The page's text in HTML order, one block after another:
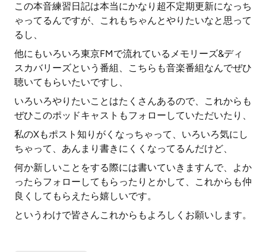
この本音練習日記は本当にかなり超不定期更新になっち
ゃってるんですが、これもちゃんとやりたいなと思って
るし、
他にもいろいろ東京FMで流れているメモリーズ&ディ
スカバリーズという番組、こちらも音楽番組なんでぜひ
聴いてもらいたいですし、
いろいろやりたいことはたくさんあるので、これからも
ぜひこのポッドキャストもフォローしていただいたり、
私のXもポスト知りがくなっちゃって、いろいろ気にし
ちゃって、あんまり書きにくくなってるんだけど、
何か新しいことをする際には書いていきますんで、よか
ったらフォローしてもらったりとかして、これからも仲
良くしてもらえたら嬉しいです。
というわけで皆さんこれからもよろしくお願いします。